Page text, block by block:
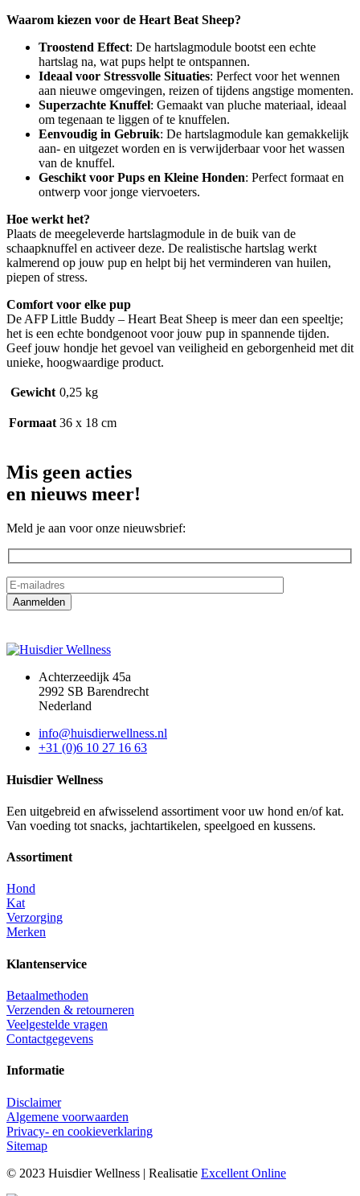
Waarom kiezen voor de Heart Beat Sheep?
Troostend Effect: De hartslagmodule bootst een echte
hartslag na, wat pups helpt te ontspannen.
Ideaal voor Stressvolle Situaties: Perfect voor het wennen
aan nieuwe omgevingen, reizen of tijdens angstige momenten.
Superzachte Knuffel: Gemaakt van pluche materiaal, ideaal
om tegenaan te liggen of te knuffelen.
Eenvoudig in Gebruik: De hartslagmodule kan gemakkelijk
aan- en uitgezet worden en is verwijderbaar voor het wassen
van de knuffel.
Geschikt voor Pups en Kleine Honden: Perfect formaat en
ontwerp voor jonge viervoeters.
Hoe werkt het?
Plaats de meegeleverde hartslagmodule in de buik van de
schaapknuffel en activeer deze. De realistische hartslag werkt
kalmerend op jouw pup en helpt bij het verminderen van huilen,
piepen of stress.
Comfort voor elke pup
De AFP Little Buddy – Heart Beat Sheep is meer dan een speeltje;
het is een echte bondgenoot voor jouw pup in spannende tijden.
Geef jouw hondje het gevoel van veiligheid en geborgenheid met dit
unieke, hoogwaardige product.
Gewicht 0,25 kg
Formaat 36 x 18 cm
Mis geen acties
en nieuws meer!
Meld je aan voor onze nieuwsbrief:
Achterzeedijk 45a
2992 SB Barendrecht
Nederland
info@huisdierwellness.nl
+31 (0)6 10 27 16 63
Huisdier Wellness
Een uitgebreid en afwisselend assortiment voor uw hond en/of kat.
Van voeding tot snacks, jachtartikelen, speelgoed en kussens.
Assortiment
Hond
Kat
Verzorging
Merken
Klantenservice
Betaalmethoden
Verzenden & retourneren
Veelgestelde vragen
Contactgegevens
Informatie
Disclaimer
Algemene voorwaarden
Privacy- en cookieverklaring
Sitemap
© 2023 Huisdier Wellness | Realisatie Excellent Online